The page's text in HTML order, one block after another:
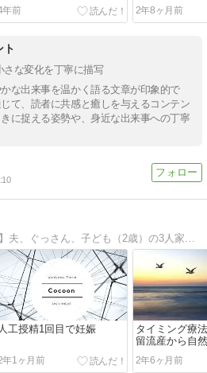
年前 2年8ヶ月前
ト
さな変化を丁寧に描写
な出来事を温かく語る文章が印象的で
て、読者に共感と癒しを与えるコンテン
に捉える姿勢や、身近な出来事への丁寧
10
【ぐっさん家の基本情報】夫、ぐっさん、子ども（2歳）の3人家族サイドFIRE達成を目指し、日々節約・投資・育児等を頑張っています。現在の金融資産は約300万円目標は2500万円
人工授精1回目で妊娠
年1ヶ月前
タイミング療
留流産から自
体験談①
2年6ヶ月前